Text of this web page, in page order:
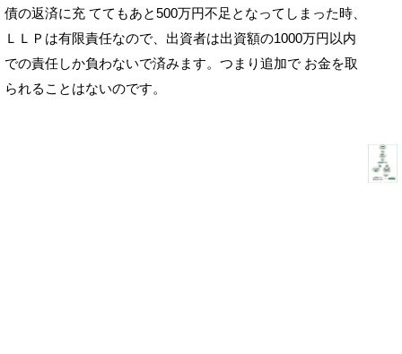
債の返済に充 ててもあと500万円不足となってしまった時、
ＬＬＰは有限責任なので、出資者は出資額の1000万円以内
での責任しか負わないで済みます。つまり追加で お金を取
られることはないのです。